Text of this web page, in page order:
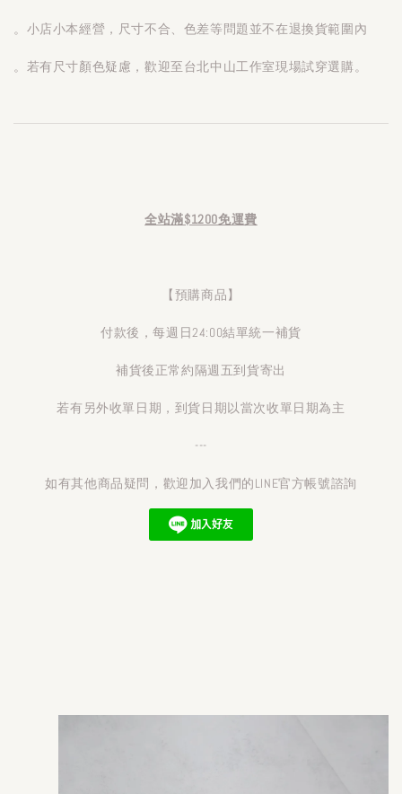
。小店小本經營，尺寸不合、色差等問題並不在退換貨範圍內
。若有尺寸顏色疑慮，歡迎至台北中山工作室現場試穿選購。
全站滿$1200免運費
【預購商品】
付款後，每週日24:00結單統一補貨
補貨後正常約隔週五到貨寄出
若有另外收單日期，到貨日期以當次收單日期為主
---
如有其他商品疑問，歡迎加入我們的LINE官方帳號諮詢